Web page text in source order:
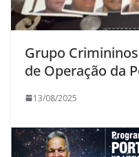
Grupo
de Operação da
13/08/2025